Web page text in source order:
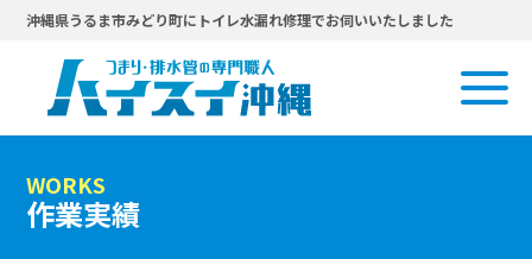
沖縄県うるま市みどり町にトイレ水漏れ修理でお伺いいたしました
WORKS
作業実績